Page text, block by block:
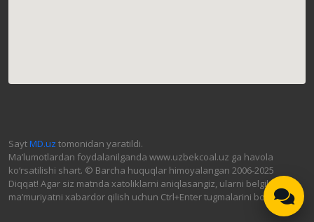
SaytMD.uz tomonidan yaratildi.
Ma’lumotlardan foydalanilganda www.uzbekcoal.uz ga havola
ko‘rsatilishi shart. © Barcha huquqlar himoyalangan 2006-2025
Diqqat! Agar siz matnda xatoliklarni aniqlasangiz, ularni belgilab,
ma’muriyatni xabardor qilish uchun Ctrl+Enter tugmalarini bosing.